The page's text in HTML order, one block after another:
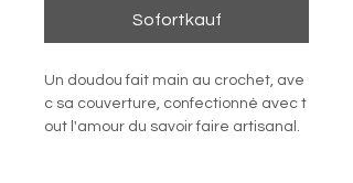
Sofortkauf
Un doudou fait main au crochet, ave
c sa couverture, confectionné avec t
out l'amour du savoir faire artisanal.